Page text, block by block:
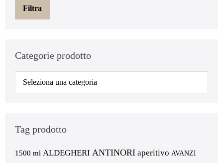
Filtra
Categorie prodotto
Tag prodotto
1500 ml ALDEGHERI ANTINORI aperitivo AVANZI